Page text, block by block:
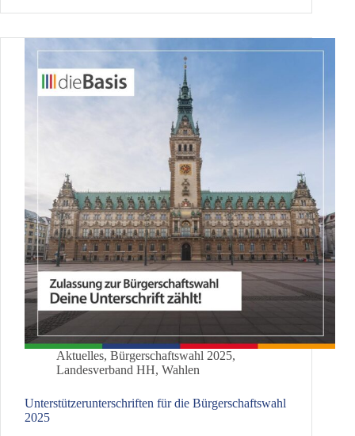
Aktuelles, Bürgerschaftswahl 2025,
Landesverband HH, Wahlen
Unterstützerunterschriften für die Bürgerschaftswahl
2025